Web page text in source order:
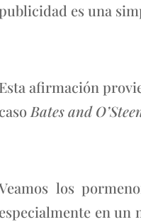
es una
Esta afirmación
caso Bates and
los
especialmente en un